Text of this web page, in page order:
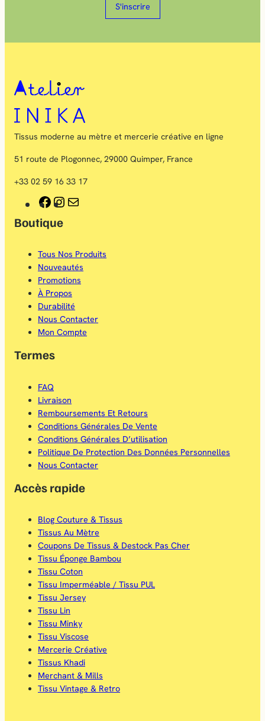
S'inscrire
Tissus moderne au mètre et mercerie créative en ligne
51 route de Plogonnec, 29000 Quimper, France
+33 02 59 16 33 17
F
a
e
b
o
o
k
I
t
a
g
r
a
a
i
Boutique
Tous Nos Produits
Nouveautés
Promotions
À Propos
Durabilité
Nous Contacter
Mon Compte
Termes
FAQ
Livraison
Remboursements Et Retours
Conditions Générales De Vente
Conditions Générales D’utilisation
Politique De Protection Des Données Personnelles
Nous Contacter
Accès rapide
Blog Couture & Tissus
Tissus Au Mètre
Coupons De Tissus & Destock Pas Cher
Tissu Éponge Bambou
Tissu Coton
Tissu Imperméable / Tissu PUL
Tissu Jersey
Tissu Lin
Tissu Minky
Tissu Viscose
Mercerie Créative
Tissus Khadi
Merchant & Mills
Tissu Vintage & Retro